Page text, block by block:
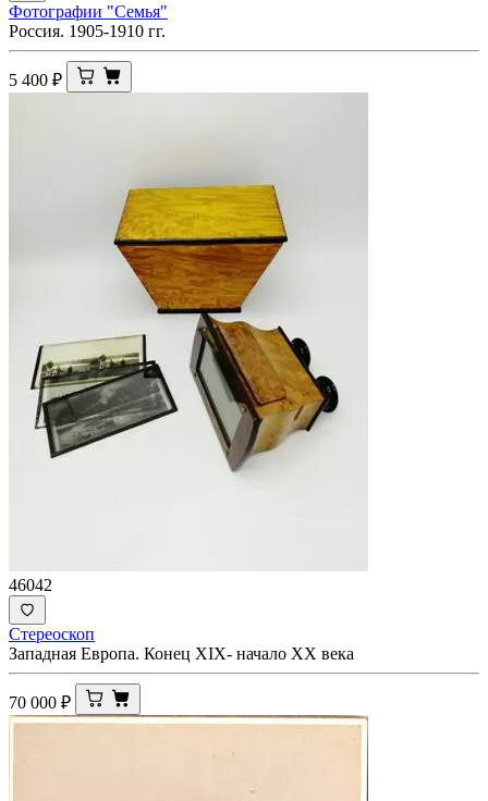
Фотографии "Семья"
Россия. 1905-1910 гг.
5 400 ₽
46042
Стереоскоп
Западная Европа. Конец XIX- начало XX века
70 000 ₽